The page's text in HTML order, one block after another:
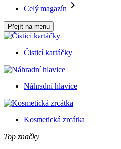
Celý magazín
Přejít na menu
Čisticí kartáčky
Náhradní hlavice
Kosmetická zrcátka
Top značky